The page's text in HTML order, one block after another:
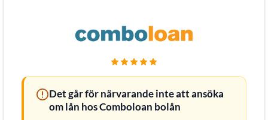
Det går för närvarande inte att ansöka
om lån hos Comboloan bolån